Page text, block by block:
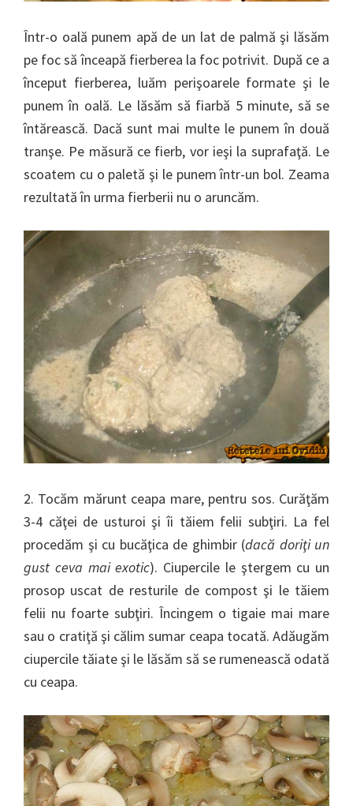
Într-o oală punem apă de un lat de palmă şi lăsăm
pe foc să înceapă fierberea la foc potrivit. După ce a
început fierberea, luăm perişoarele formate şi le
punem în oală. Le lăsăm să fiarbă 5 minute, să se
întărească. Dacă sunt mai multe le punem în două
tranşe. Pe măsură ce fierb, vor ieşi la suprafaţă. Le
scoatem cu o paletă şi le punem într-un bol. Zeama
rezultată în urma fierberii nu o aruncăm.
2. Tocăm mărunt ceapa mare, pentru sos. Curăţăm
3-4 căţei de usturoi şi îi tăiem felii subţiri. La fel
procedăm şi cu bucăţica de ghimbir (dacă doriţi un
gust ceva mai exotic). Ciupercile le ştergem cu un
prosop uscat de resturile de compost şi le tăiem
felii nu foarte subţiri. Încingem o tigaie mai mare
sau o cratiţă şi călim sumar ceapa tocată. Adăugăm
ciupercile tăiate şi le lăsăm să se rumenească odată
cu ceapa.